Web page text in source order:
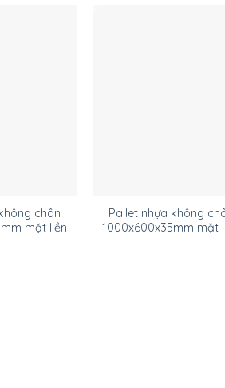
chân
mặt liền
Pallet nhựa không
1000x600x35mm mặt